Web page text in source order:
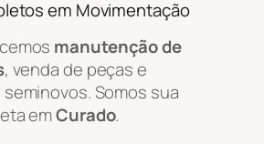
em Movimentação
manutenção de
, venda de peças e
Somos sua
emCurado.